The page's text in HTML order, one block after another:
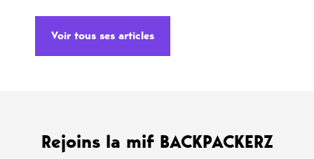
Voir tous ses articles
Rejoins la mif BACKPACKERZ